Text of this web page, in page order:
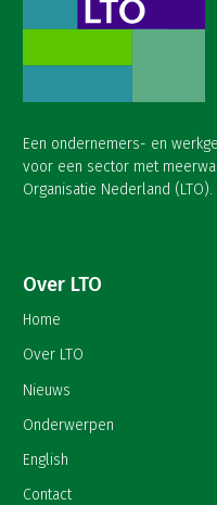
Een ondernemers- en
voor een sector met
Organisatie Nederland (LTO).
Over LTO
Home
Over LTO
Nieuws
Onderwerpen
English
Contact